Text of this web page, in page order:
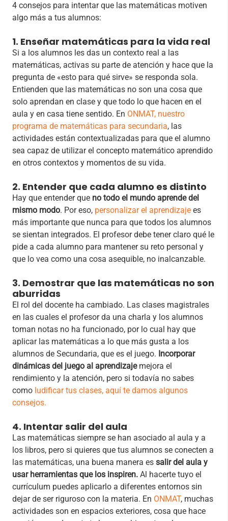
4 consejos para intentar que las matemáticas motiven
algo más a tus alumnos:
1. Enseñar matemáticas para la vida real
​Si a los alumnos les das un contexto real a las
matemáticas, activas su parte de atención y hace que la
pregunta de «esto para qué sirve» se responda sola.
Entienden que las matemáticas no son una cosa que
solo aprendan en clase y que todo lo que hacen en el
aula y en casa tiene sentido. En ONMAT, nuestro
programa de matemáticas para secundaria, las
actividades están contextualizadas para que el alumno
sea capaz de utilizar el concepto matemático aprendido
en otros contextos y momentos de su vida.
2. Entender que cada alumno es distinto
​Hay que entender que no todo el mundo aprende del
mismo modo. Por eso, personalizar el aprendizaje es
más importante que nunca para que todos los alumnos
se sientan integrados. El profesor debe tener claro qué le
pide a cada alumno para mantener su reto personal y
que lo vea como una cosa asequible, no inalcanzable.
3. Demostrar que las matemáticas no son
aburridas
​El rol del docente ha cambiado. Las clases magistrales
en las cuales el profesor da una charla y los alumnos
toman notas no ha funcionado, por lo cual hay que
aplicar las matemáticas a lo que más gusta a los
alumnos de Secundaria, que es el juego. Incorporar
dinámicas del juego al aprendizajemejora el
rendimiento y la atención, pero si todavía no sabes
como ludificar tus clases, aquí te damos algunos
consejos.
4. Intentar salir del aula
​Las matemáticas siempre se han asociado al aula y a
los libros, pero si quieres que tus alumnos se conecten a
las matemáticas, una buena manera es salir del aula y
usar herramientas que los inspiren. Al hacerte tuyo el
currículum puedes aplicarlo a diferentes entornos sin
dejar de ser riguroso con la materia. En ONMAT, muchas
actividades son en espacios exteriores, cosa que hace